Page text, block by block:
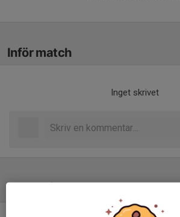
Inför match
Inget skrivet
Tabell